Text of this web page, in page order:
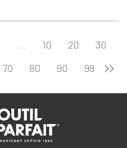
... 10 20
30
70 80 90 98